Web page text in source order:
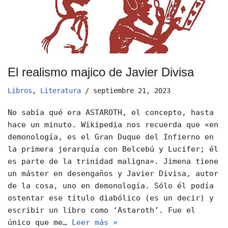
El realismo majico de Javier Divisa
Libros , Literatura septiembre 21, 2023
No sabía qué era ASTAROTH, el concepto, hasta
hace un minuto. Wikipedia nos recuerda que «en
demonología, es el Gran Duque del Infierno en
la primera jerarquía con Belcebú y Lucifer; él
es parte de la trinidad maligna». Jimena tiene
un máster en desengaños y Javier Divisa, autor
de la cosa, uno en demonología. Sólo él podía
ostentar ese título diabólico (es un decir) y
escribir un libro como ‘Astaroth’. Fue el
único que me… Leer más »